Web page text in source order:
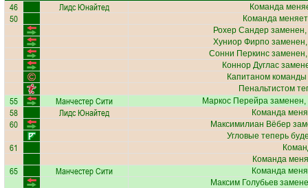
46 Лидс Юнайтед Команда
50
Команда
Рохер Сандерзаменен,
Хуниор Фирпо
Сонни Перкинс
Коннор Дуглас
Капитаном
Пенальтистом
55 Манчестер Сити Маркос Перейразаменен,
58 Лидс Юнайтед Команда
60 Максимилиан Вёбер
Угловые теперь
61
Команда
65 Манчестер Сити
Команда
Максим Голубьев